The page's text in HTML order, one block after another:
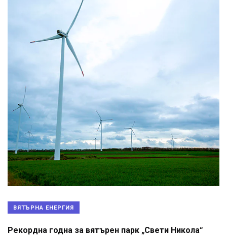
ВЯТЪРНА ЕНЕРГИЯ
Рекордна годна за вятърен парк „Свети Никола“